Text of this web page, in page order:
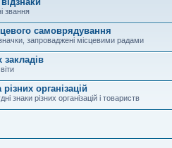
звання
самоврядування
запроваджені місцевими радами
закладів
організацій
знаки різних організацій і товариств